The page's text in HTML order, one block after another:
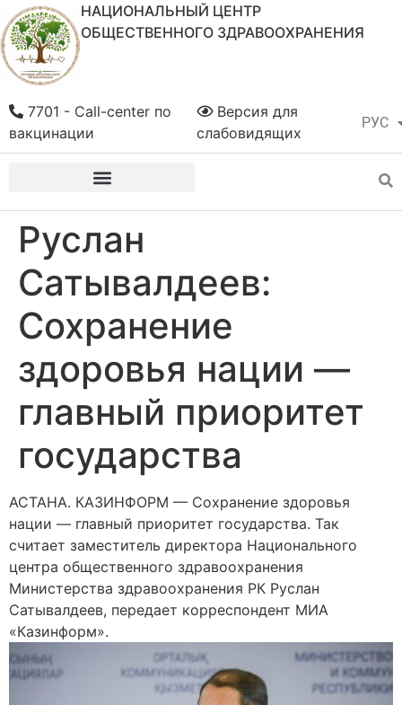
НАЦИОНАЛЬНЫЙ ЦЕНТР
ОБЩЕСТВЕННОГО ЗДРАВООХРАНЕНИЯ
РУС
ҚАЗ
Версия для
слабовидящих
7701 - Call-center по
вакцинации
Руслан
Сатывалдеев:
Сохранение
здоровья нации —
главный приоритет
государства
АСТАНА. КАЗИНФОРМ — Сохранение здоровья
нации — главный приоритет государства. Так
считает заместитель директора Национального
центра общественного здравоохранения
Министерства здравоохранения РК Руслан
Сатывалдеев, передает корреспондент МИА
«Казинформ».